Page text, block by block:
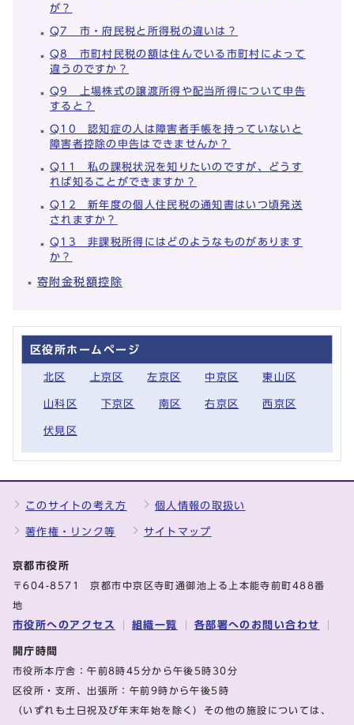
が？
Q7 市・府民税と所得税の違いは？
Q8 市町村民税の額は住んでいる市町村によって
違うのですか？
Q9 上場株式の譲渡所得や配当所得について申告
すると？
Q10 認知症の人は障害者手帳を持っていないと
障害者控除の申告はできませんか？
Q11 私の課税状況を知りたいのですが、どうす
れば知ることができますか？
Q12 新年度の個人住民税の通知書はいつ頃発送
されますか？
Q13 非課税所得にはどのようなものがあります
か？
寄附金税額控除
区役所ホームページ
北区 上京区 左京区 中京区 東山区
山科区 下京区 南区 右京区 西京区
伏見区
このサイトの考え方 個人情報の取扱い
著作権・リンク等 サイトマップ
京都市役所
〒604-8571 京都市中京区寺町通御池上る上本能寺前町488番
地
市役所へのアクセス 組織一覧 各部署へのお問い合わせ
開庁時間
市役所本庁舎：午前8時45分から午後5時30分
区役所・支所、出張所：午前9時から午後5時
（いずれも土日祝及び年末年始を除く）その他の施設については、